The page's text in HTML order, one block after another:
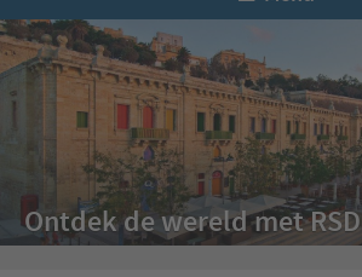
Ontdek de wereld met RSD